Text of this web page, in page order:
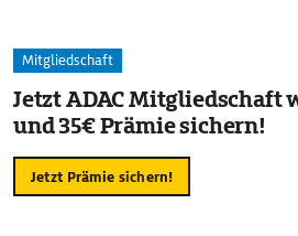
Mitgliedschaft
Jetzt ADAC Mitgliedschaft
und 35€ Prämie sichern!
Jetzt Prämie sichern!